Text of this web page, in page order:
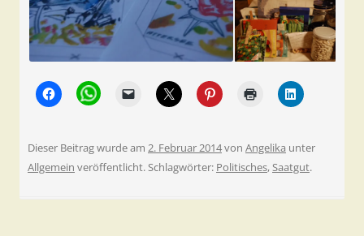
Dieser Beitrag wurde am 2. Februar 2014von Angelika unter
Allgemein veröffentlicht. Schlagwörter: Politisches,Saatgut.